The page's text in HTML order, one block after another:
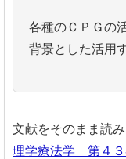
各種のＣＰＧの
背景とした活用
文献をそのまま読
理学療法学 第４３